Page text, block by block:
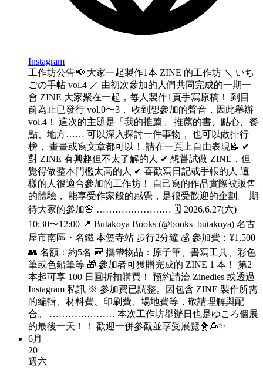
Instagram
工作坊公告📢 大家一起製作1本 ZINE 的工作坊 ＼ いち
ごの手帖 vol.4 ／ 由初次參加的人們共同完成的一期一
會 ZINE 大家聚在一起，每人製作1頁手寫原稿！ 到目
前為止已發行 vol.0〜3， 收到想參加的聲音，因此舉辦
vol.4！ 這次的主題是「我的推薦」 推薦的書、點心、餐
點、地方…… 可以深入探討一件事物， 也可以做排行
榜， 畫畫或寫文章都可以！ 請在一頁上自由表現📝 ✔︎
對 ZINE 有興趣但不太了解的人 ✔︎ 想嘗試做 ZINE，但
覺得做整本門檻太高的人 ✔︎ 喜歡寫日記或手帳的人 這
樣的人很適合參加的工作坊！ 自己寫的作品實際被販售
的體驗， 能享受作家般的感覺，是很受歡迎的企劃。 期
待大家的參加🌸 …………………… 🗓️ 2026.6.27(六)
10:30〜12:00 📍 Butakoya Books (@books_butakoya) 名古
屋市南區・名鐵 本笠寺站 步行2分鐘 💰 參加費：¥1,500
👥 名額：約5名 🎒 攜帶物品：原子筆、書寫工具、彩色
筆或色鉛筆等 🎁 參加者可獲贈完成的 ZINE 1 本！ 第2
本起可享 100 日圓折扣購買！ 預約請洽 Zinedies 或透過
Instagram 私訊 ※ 參加費已調整。因包含 ZINE 製作所需
的編輯、材料費、印刷費、場地費等，敬請理解與配
合。 ………………… 本次工作坊舉辦日也是ゆころ個展
的最後一天！！ 歡迎一併參觀並享受展覽🐥🍮✨
6月
20
週六